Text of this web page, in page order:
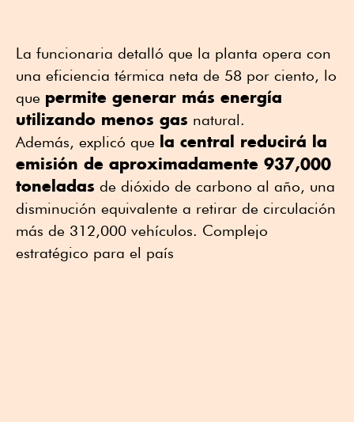
La funcionaria detalló que la planta opera con
una eficiencia térmica neta de 58 por ciento, lo
que permite generar más energía
utilizando menos gas natural.
Además, explicó que la central reducirá la
emisión de aproximadamente 937,000
toneladas de dióxido de carbono al año, una
disminución equivalente a retirar de circulación
más de 312,000 vehículos. Complejo
estratégico para el país